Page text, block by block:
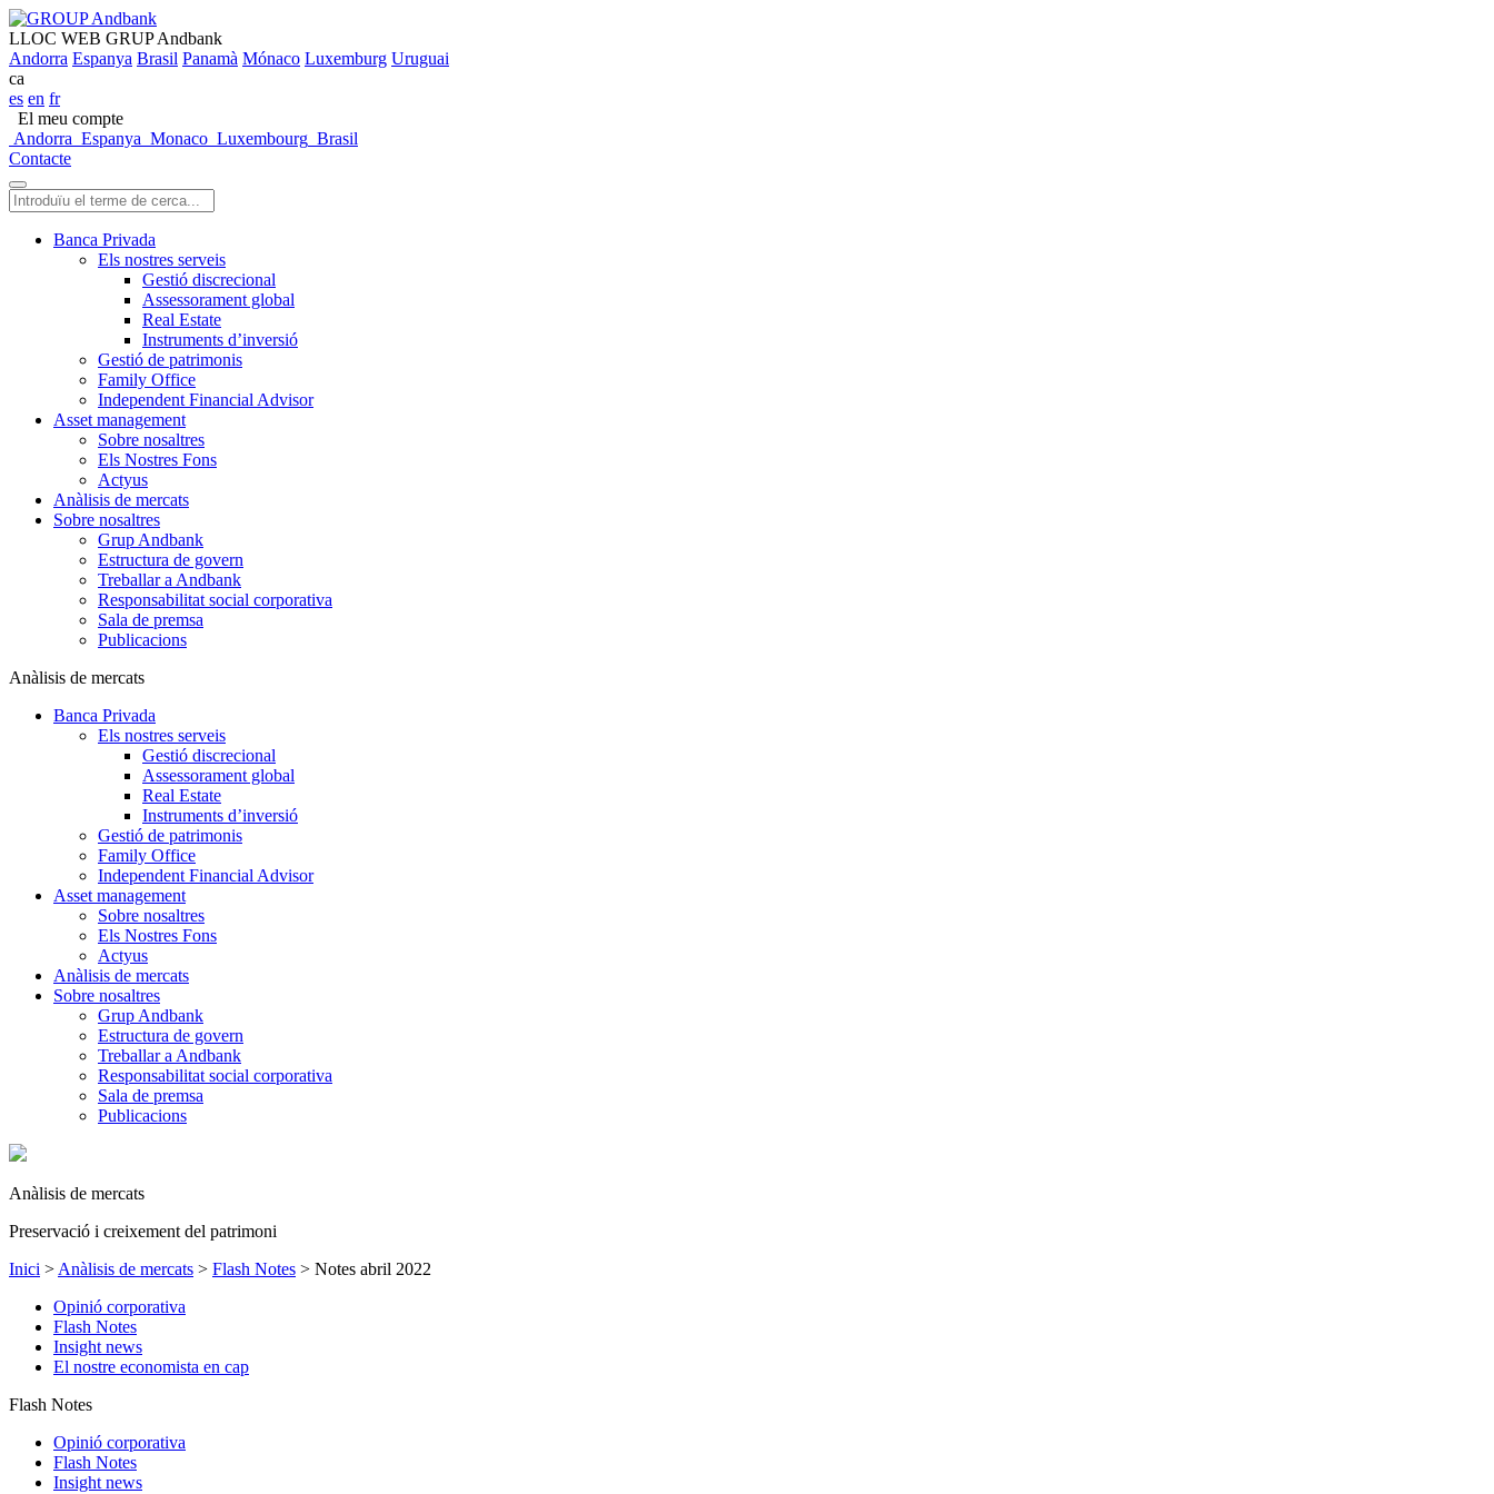
LLOC WEB GRUP Andbank
Andorra Espanya Brasil Panamà Mónaco Luxemburg Uruguai
ca
es en fr
El meu compte
Andorra Espanya Monaco Luxembourg Brasil
Contacte
Banca Privada
Els nostres serveis
Gestió discrecional
Assessorament global
Real Estate
Instruments d’inversió
Gestió de patrimonis
Family Office
Independent Financial Advisor
Asset management
Sobre nosaltres
Els Nostres Fons
Actyus
Anàlisis de mercats
Sobre nosaltres
Grup Andbank
Estructura de govern
Treballar a Andbank
Responsabilitat social corporativa
Sala de premsa
Publicacions
Anàlisis de mercats
Banca Privada
Els nostres serveis
Gestió discrecional
Assessorament global
Real Estate
Instruments d’inversió
Gestió de patrimonis
Family Office
Independent Financial Advisor
Asset management
Sobre nosaltres
Els Nostres Fons
Actyus
Anàlisis de mercats
Sobre nosaltres
Grup Andbank
Estructura de govern
Treballar a Andbank
Responsabilitat social corporativa
Sala de premsa
Publicacions
Anàlisis de mercats
Preservació i creixement del patrimoni
Inici > Anàlisis de mercats > Flash Notes > Notes abril 2022
Opinió corporativa
Flash Notes
Insight news
El nostre economista en cap
Flash Notes
Opinió corporativa
Flash Notes
Insight news